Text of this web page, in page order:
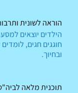
הוראה לשונית
הילדים יוצאים
חוגגים חגים, לומדים
ובחיוך.
תוכנית מלאה